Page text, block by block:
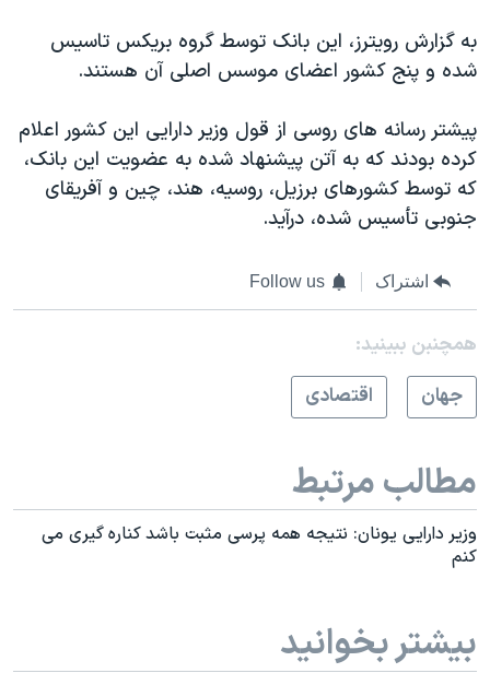
به گزارش رویترز، این بانک توسط گروه بریکس تاسیس
شده و پنج کشور اعضای موسس اصلی آن هستند.
پیشتر رسانه های روسی از قول وزیر دارایی این کشور اعلام
کرده بودند که به آتن پیشنهاد شده به عضویت این بانک،
که توسط کشورهای برزیل، روسیه، هند، چین و آفریقای
جنوبی تأسیس شده، درآید.
اشتراک Follow us
همچنبن ببینید:
جهان
اقتصادی
مطالب مرتبط
وزیر دارایی یونان: نتیجه همه پرسی مثبت باشد کناره گیری می
کنم
بیشتر بخوانید